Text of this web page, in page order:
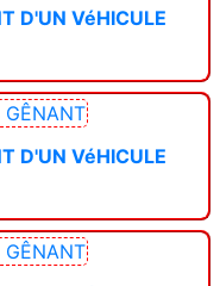
D'UN VéHICULE
GÊNANT
D'UN VéHICULE
GÊNANT